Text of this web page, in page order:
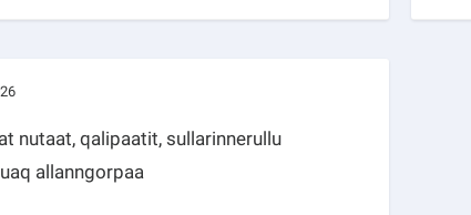
nutaat, qalipaatit, sullarinnerullu
allanngorpaa